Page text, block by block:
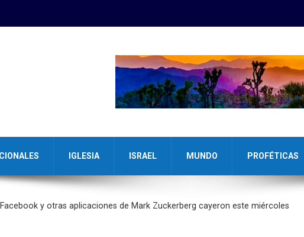
IGLESIA ISRAEL MUNDO PROFÉTICAS
y otras aplicaciones de Mark Zuckerberg cayeron este miércoles